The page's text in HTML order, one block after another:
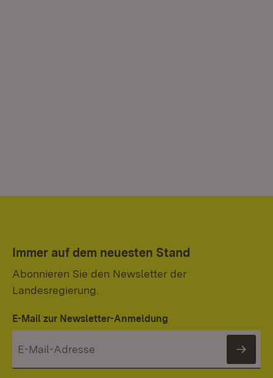
Immer auf dem neuesten Stand
Abonnieren Sie den Newsletter der
Landesregierung.
E-Mail zur Newsletter-Anmeldung